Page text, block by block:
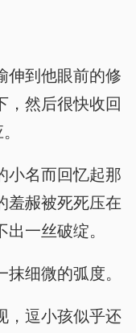
伸到他眼前的修
，然后很快收回
小名而回忆起那
羞赧被死死压在
一丝破绽。
细微的弧度。
，逗小孩似乎还